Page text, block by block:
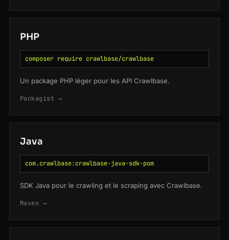
PHP
composer require crawlbase/crawlbase
Un package PHP léger pour les API Crawlbase.
Packagist →
Java
com.crawlbase:crawlbase-java-sdk-pom
SDK Java pour le crawling et le scraping avec Crawlbase.
Maven →